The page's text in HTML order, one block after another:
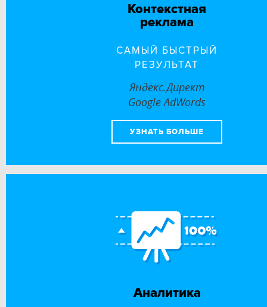
Контекстная
реклама
САМЫЙ БЫСТРЫЙ
РЕЗУЛЬТАТ
Яндекс.Директ
Google AdWords
УЗНАТЬ БОЛЬШЕ
Аналитика